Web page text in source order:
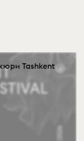
Tashkent